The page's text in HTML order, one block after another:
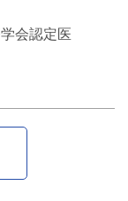
会認定医